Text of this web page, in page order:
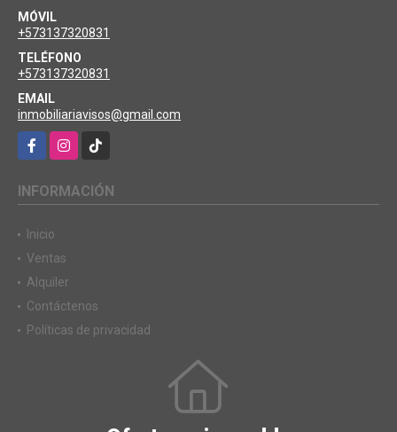
MÓVIL
+573137320831
TELÉFONO
+573137320831
EMAIL
inmobiliariavisos@gmail.com
FacebookInstagramTikTok
INFORMACIÓN
Inicio
Ventas
Alquiler
Contáctenos
Políticas de privacidad